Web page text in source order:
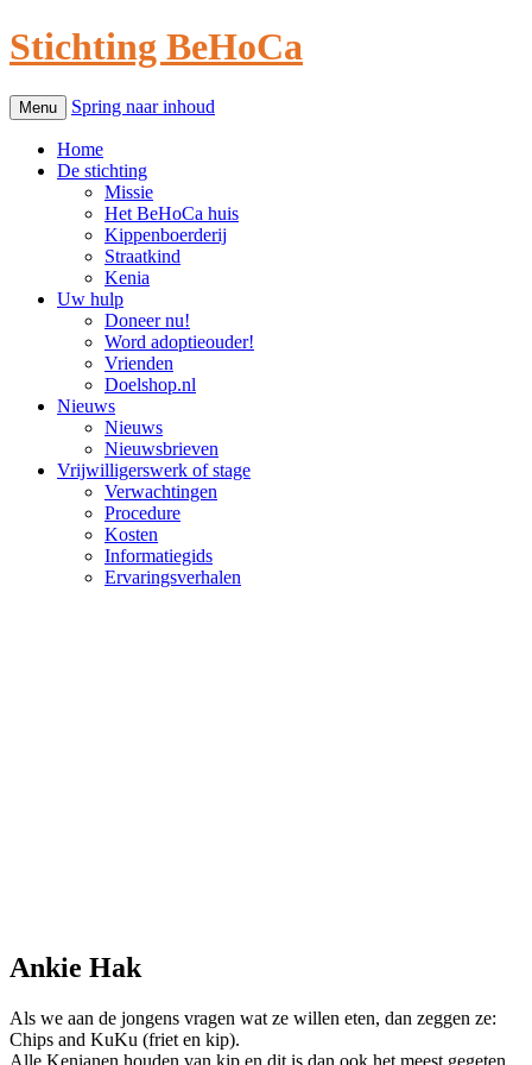
Stichting BeHoCa
Menu Spring naar inhoud
Home
De stichting
Missie
Het BeHoCa huis
Kippenboerderij
Straatkind
Kenia
Uw hulp
Doneer nu!
Word adoptieouder!
Vrienden
Doelshop.nl
Nieuws
Nieuws
Nieuwsbrieven
Vrijwilligerswerk of stage
Verwachtingen
Procedure
Kosten
Informatiegids
Ervaringsverhalen
Ankie Hak
Als we aan de jongens vragen wat ze willen eten, dan zeggen ze:
Chips and KuKu (friet en kip).
Alle Kenianen houden van kip en dit is dan ook het meest gegeten